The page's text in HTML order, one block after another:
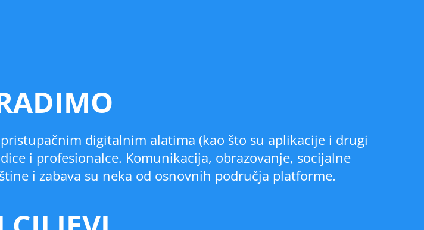
digitalnim alatima (kao što su aplikacije i drugi
i profesionalce. Komunikacija, obrazovanje, socijalne
i zabava su neka od osnovnih područja platforme.